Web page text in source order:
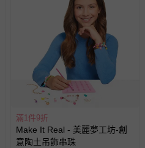
滿1件9折
Make It Real - 美麗夢工坊-創
意陶土吊飾串珠